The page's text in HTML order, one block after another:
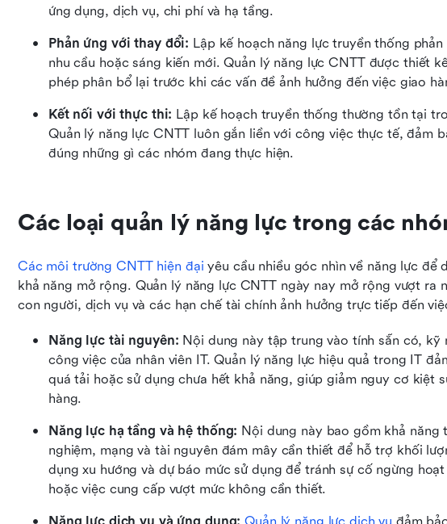
ứng dụng, dịch vụ, chi phí và hạ tầng.
Phản ứng với thay đổi: Lập kế hoạch năng lực truyền thống
nhu cầu hoặc sáng kiến mới. Quản lý năng lực CNTT được thiết
phép phân bổ lại trước khi các vấn đề ảnh hưởng đến việc giao
Kết nối với thực thi: Lập kế hoạch truyền thống thường tồn tại
Quản lý năng lực CNTT luôn gắn liền với công việc thực tế, đảm
đúng những gì các nhóm đang thực hiện.
Các loại quản lý năng lực trong các
Các môi trường CNTT hiện đại yêu cầu nhiều góc nhìn về năng lực để
khả năng mở rộng. Quản lý năng lực CNTT ngày nay mở rộng vượt ra
con người, dịch vụ và các hạn chế tài chính ảnh hưởng trực tiếp đến
Năng lực tài nguyên: Nội dung này tập trung vào tính sẵn có, kỹ
công việc của nhân viên IT. Quản lý năng lực hiệu quả trong IT
quá tải hoặc sử dụng chưa hết khả năng, giúp giảm nguy cơ kiệt
hàng.
Năng lực hạ tầng và hệ thống: Nội dung này bao gồm khả
nghiệm, mạng và tài nguyên đám mây cần thiết để hỗ trợ khối
dụng xu hướng và dự báo mức sử dụng để tránh sự cố ngừng
hoặc việc cung cấp vượt mức không cần thiết.